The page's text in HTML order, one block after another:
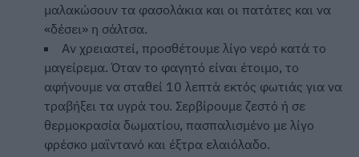
μαλακώσουν τα φασολάκια και οι πατάτες και να
«δέσει» η σάλτσα.
Αν χρειαστεί, προσθέτουμε λίγο νερό κατά το
μαγείρεμα. Όταν το φαγητό είναι έτοιμο, το
αφήνουμε να σταθεί 10 λεπτά εκτός φωτιάς για να
τραβήξει τα υγρά του. Σερβίρουμε ζεστό ή σε
θερμοκρασία δωματίου, πασπαλισμένο με λίγο
φρέσκο μαϊντανό και έξτρα ελαιόλαδο.